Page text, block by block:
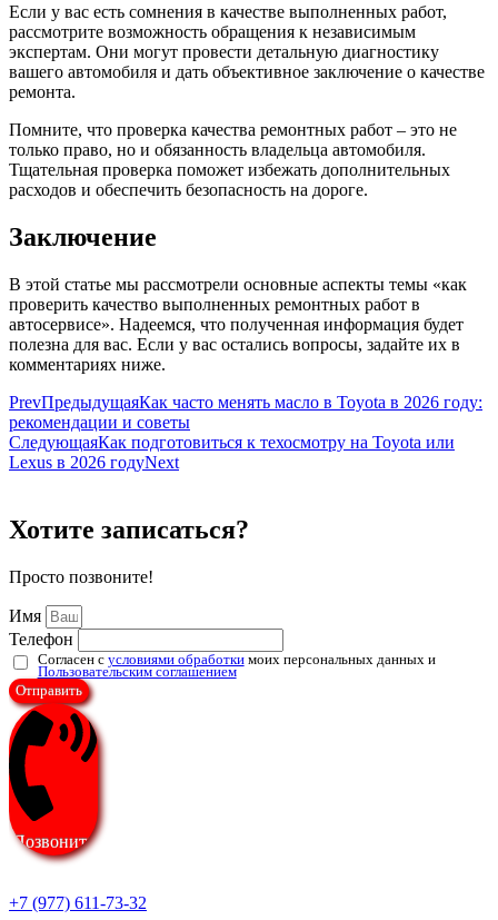
Если у вас есть сомнения в качестве выполненных работ,
рассмотрите возможность обращения к независимым
экспертам. Они могут провести детальную диагностику
вашего автомобиля и дать объективное заключение о качестве
ремонта.
Помните, что проверка качества ремонтных работ – это не
только право, но и обязанность владельца автомобиля.
Тщательная проверка поможет избежать дополнительных
расходов и обеспечить безопасность на дороге.
Заключение
В этой статье мы рассмотрели основные аспекты темы «как
проверить качество выполненных ремонтных работ в
автосервисе». Надеемся, что полученная информация будет
полезна для вас. Если у вас остались вопросы, задайте их в
комментариях ниже.
PrevПредыдущаяКак часто менять масло в Toyota в 2026 году:
рекомендации и советы
СледующаяКак подготовиться к техосмотру на Toyota или
Lexus в 2026 годуNext
Хотите записаться?
Просто позвоните!
Имя
Телефон
Согласен с условиями обработкимоих персональных данных и
Пользовательским соглашением
Отправить
Позвонить
+7 (977) 611-73-32